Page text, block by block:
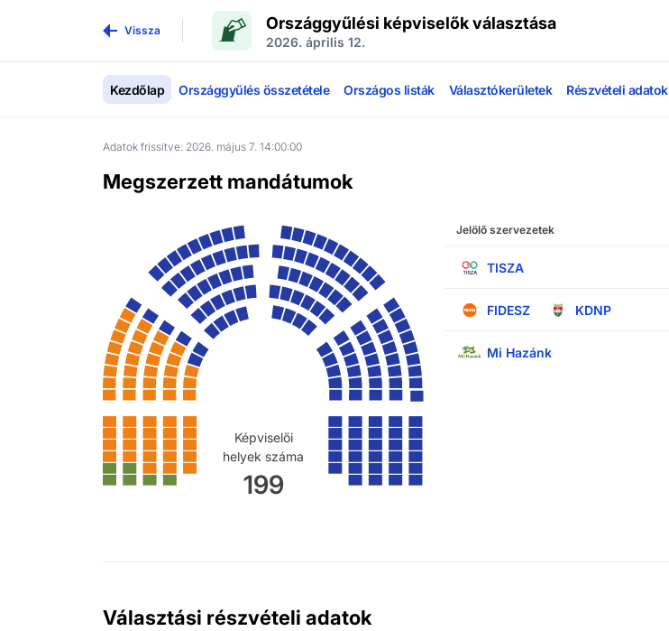
Vissza Országgyűlési képviselők választása
2026. április 12.
Kezdőlap Országgyűlés összetétele Országos listák Választókerületek Részvételi adatok
Adatok frissítve: 2026. május 7. 14:00:00
Megszerzett mandátumok
Képviselői
helyek száma
199
Jelölő szervezetek
TISZA
FIDESZ KDNP
Mi Hazánk
Választási részvételi adatok